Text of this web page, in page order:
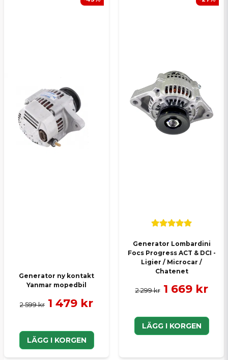
Generator ny kontakt
Yanmar mopedbil
2 599 kr 1 479 kr
LÄGG I KORGEN
Generator Lombardini
Focs Progress ACT & DCI -
Ligier / Microcar /
Chatenet
2 299 kr 1 669 kr
LÄGG I KORGEN